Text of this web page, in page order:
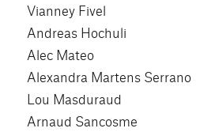
Vianney Fivel
Andreas Hochuli
Alec Mateo
Alexandra Martens Serrano
Lou Masduraud
Arnaud Sancosme